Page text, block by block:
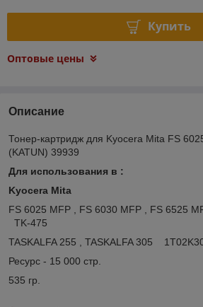
Купить
Оптовые цены
Описание
Тонер-картридж для Kyocera Mita FS
(KATUN) 39939
Для использования в :
Kyocera Mita
FS 6025 MFP , FS 6030 MFP , FS 6525
TK-475
TASKALFA 255 , TASKALFA 305
Ресурс - 15 000 стр.
535 гр.